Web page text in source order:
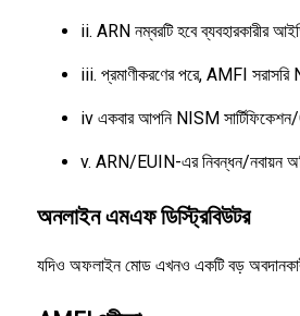
ii. ARN নম্বরটি হবে ব্যবহারকারীর
iii. প্রমাণীকরণের পরে, AMFI
iv একবার আপনি NISM সার্টিফিকেশন/
v. ARN/EUIN-এর নিবন্ধন/নবায়ন
অনলাইন এমএফ ডিস্ট্রিবিউটর
যদিও অফলাইন মোড এখনও একটি বড়